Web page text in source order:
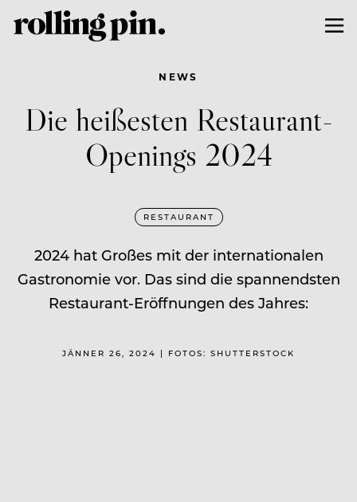
NEWS
Die heißesten Restaurant-
Openings 2024
RESTAURANT
2024 hat Großes mit der internationalen
Gastronomie vor. Das sind die spannendsten
Restaurant-Eröffnungen des Jahres:
JÄNNER 26, 2024 | FOTOS: SHUTTERSTOCK